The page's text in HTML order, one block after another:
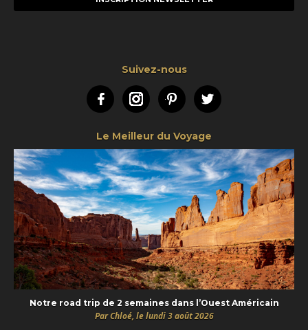
Suivez-nous
FacebookInstagramPinterestTwitter
Le Meilleur du Voyage
Notre road trip de 2 semaines dans l’Ouest Américain
Par Chloé, le lundi 3 août 2026